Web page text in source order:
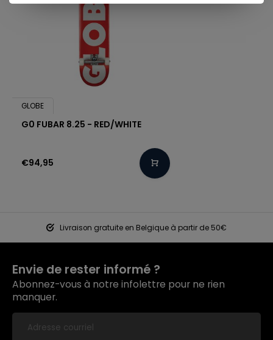
GLOBE
G0 FUBAR 8.25 - RED/WHITE
€94,95
Livraison gratuite en Belgique à partir de 50€
Envie de rester informé ?
Abonnez-vous à notre infolettre pour ne rien
manquer.